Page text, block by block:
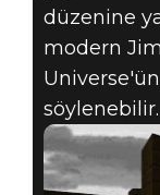
düzenine
modern
söylenebilir.